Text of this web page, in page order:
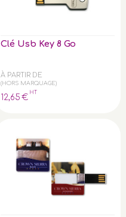
Clé Usb Key 8 Go
À PARTIR DE
(HORS MARQUAGE)
12,65 €
HT